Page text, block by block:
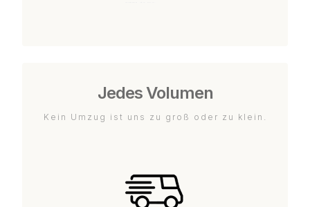
Jedes Volumen
Kein Umzug ist uns zu groß oder zu klein.